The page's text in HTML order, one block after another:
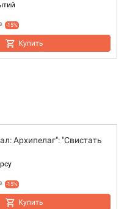
-15%
Купить
Архипелаг": "Свистать
-15%
Купить